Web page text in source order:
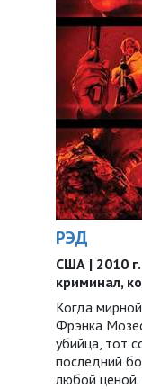
РЭД
США | 2010
криминал,
Когда
Фрэнка
убийца, тот
последний
любой ценой.